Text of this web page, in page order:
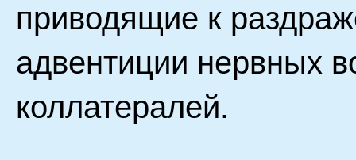
приводящие к
адвентиции нервных
коллатералей.